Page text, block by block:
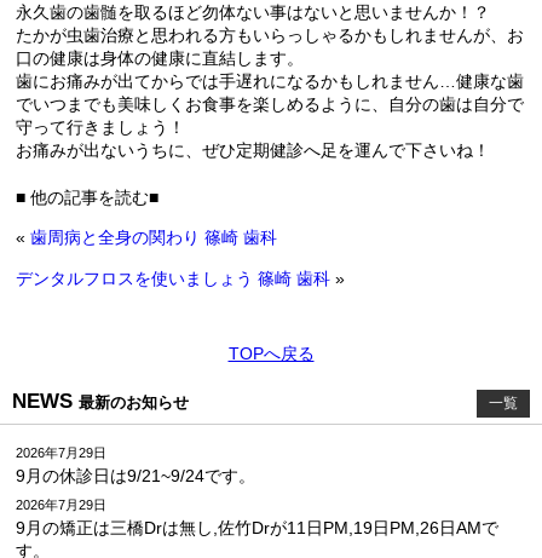
永久歯の歯髄を取るほど勿体ない事はないと思いませんか！？
たかが虫歯治療と思われる方もいらっしゃるかもしれませんが、お
口の健康は身体の健康に直結します。
歯にお痛みが出てからでは手遅れになるかもしれません…健康な歯
でいつまでも美味しくお食事を楽しめるように、自分の歯は自分で
守って行きましょう！
お痛みが出ないうちに、ぜひ定期健診へ足を運んで下さいね！
■ 他の記事を読む■
«歯周病と全身の関わり 篠崎 歯科
デンタルフロスを使いましょう 篠崎 歯科 »
TOPへ戻る
NEWS 最新のお知らせ 一覧
2026年7月29日
9月の休診日は9/21~9/24です。
2026年7月29日
9月の矯正は三橋Drは無し,佐竹Drが11日PM,19日PM,26日AMで
す。